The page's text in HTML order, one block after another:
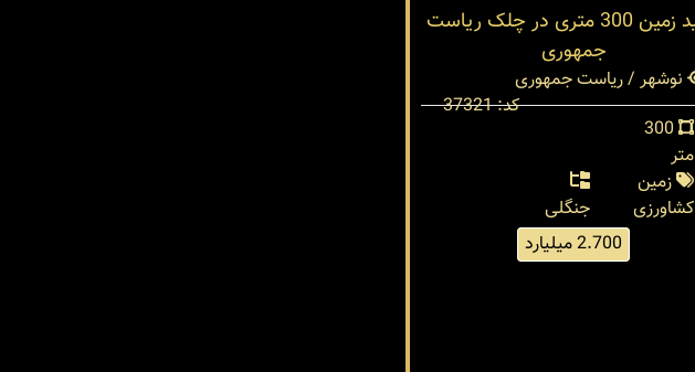
خرید زمین 300 متری در چلک ریاست
جمهوری
نوشهر / ریاست جمهوری
کد: 37321
300
متر
زمین
کشاورزی
جنگلی
2.700 میلیارد